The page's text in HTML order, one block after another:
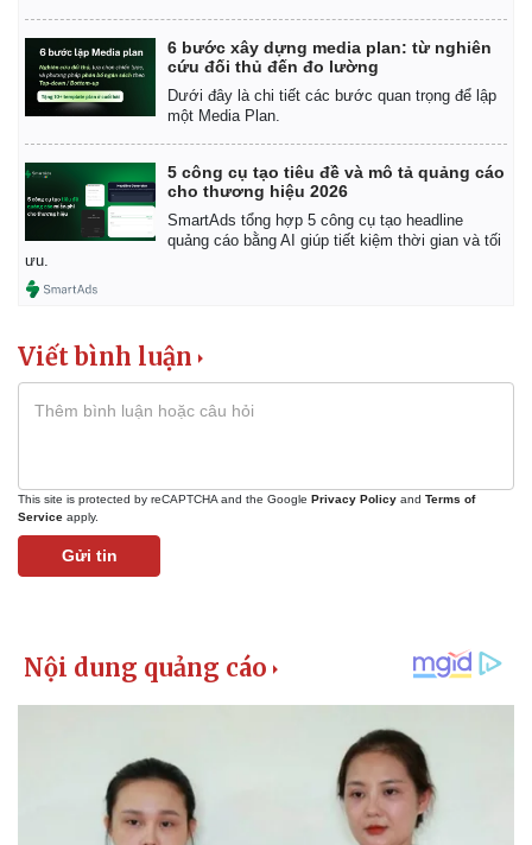
6 bước xây dựng media plan: từ nghiên
cứu đối thủ đến đo lường
Dưới đây là chi tiết các bước quan trọng để lập
một Media Plan.
5 công cụ tạo tiêu đề và mô tả quảng cáo
cho thương hiệu 2026
SmartAds tổng hợp 5 công cụ tạo headline
quảng cáo bằng AI giúp tiết kiệm thời gian và tối
ưu.
Viết bình luận
This site is protected by reCAPTCHA and the Google Privacy Policy and Terms of
Service apply.
Gửi tin